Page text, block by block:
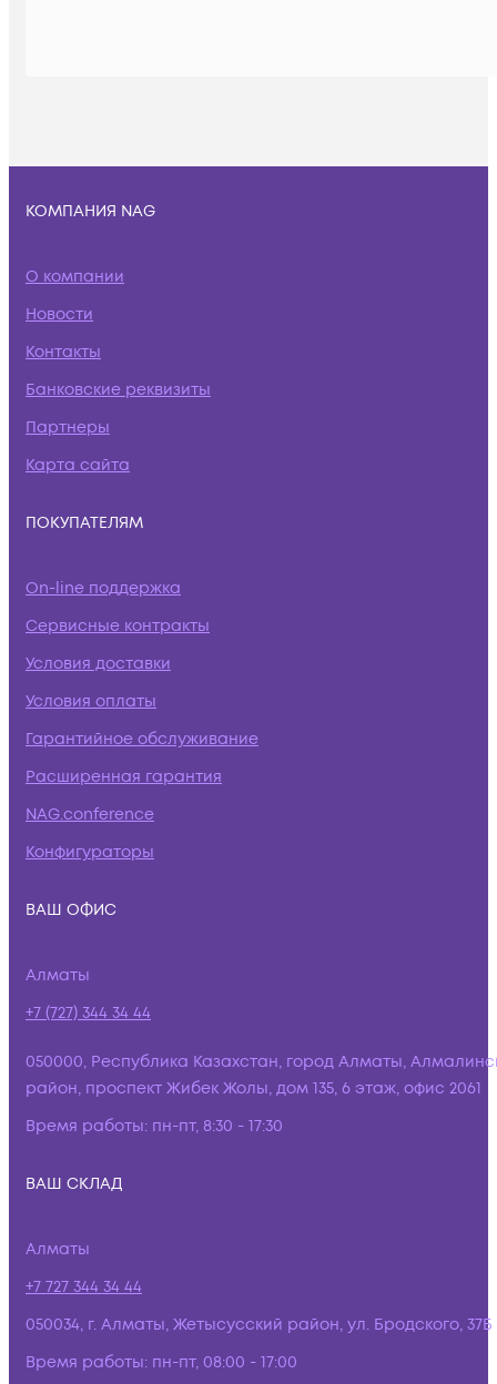
КОМПАНИЯ NAG
О компании
Новости
Контакты
Банковские реквизиты
Партнеры
Карта сайта
ПОКУПАТЕЛЯМ
On-line поддержка
Сервисные контракты
Условия доставки
Условия оплаты
Гарантийное обслуживание
Расширенная гарантия
NAG.conference
Конфигураторы
ВАШ ОФИС
Алматы
+7 (727) 344 34 44
050000, Республика Казахстан, город Алматы,
район, проспект Жибек Жолы, дом 135, 6 этаж, офис 2061
Время работы: пн-пт, 8:30 - 17:30
ВАШ СКЛАД
Алматы
+7 727 344 34 44
050034, г. Алматы, Жетысусский район, ул. Бродского, 37Б
Время работы: пн-пт, 08:00 - 17:00